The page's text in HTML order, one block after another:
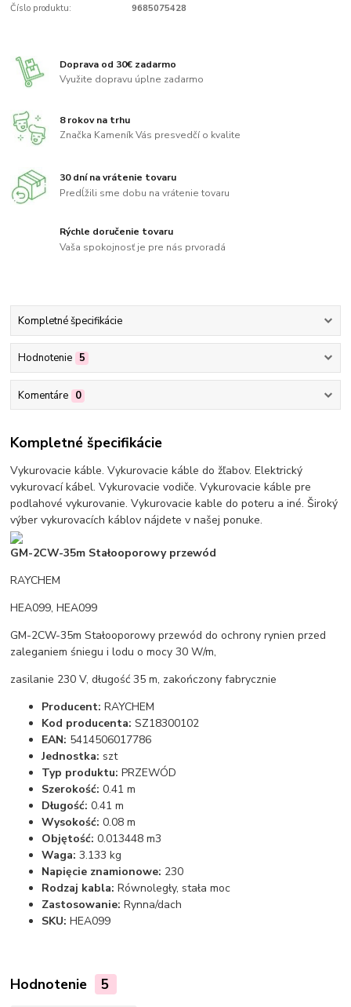
Číslo produktu: 9685075428
Doprava od 30€ zadarmo
Využite dopravu úplne zadarmo
8 rokov na trhu
Značka Kameník Vás presvedčí o kvalite
30 dní na vrátenie tovaru
Predĺžili sme dobu na vrátenie tovaru
Rýchle doručenie tovaru
Vaša spokojnosť je pre nás prvoradá
Kompletné špecifikácie
Hodnotenie 5
Komentáre 0
Kompletné špecifikácie
Vykurovacie káble. Vykurovacie káble do žľabov. Elektrický
vykurovací kábel. Vykurovacie vodiče. Vykurovacie káble pre
podlahové vykurovanie. Vykurovacie kable do poteru a iné. Široký
výber vykurovacích káblov nájdete v našej ponuke.
GM-2CW-35m Stałooporowy przewód
RAYCHEM
HEA099, HEA099
GM-2CW-35m Stałooporowy przewód do ochrony rynien przed
zaleganiem śniegu i lodu o mocy 30 W/m,
zasilanie 230 V, długość 35 m, zakończony fabrycznie
Producent: RAYCHEM
Kod producenta: SZ18300102
EAN: 5414506017786
Jednostka: szt
Typ produktu: PRZEWÓD
Szerokość: 0.41 m
Długość: 0.41 m
Wysokość: 0.08 m
Objętość: 0.013448 m3
Waga: 3.133 kg
Napięcie znamionowe: 230
Rodzaj kabla: Równoległy, stała moc
Zastosowanie: Rynna/dach
SKU: HEA099
Hodnotenie 5